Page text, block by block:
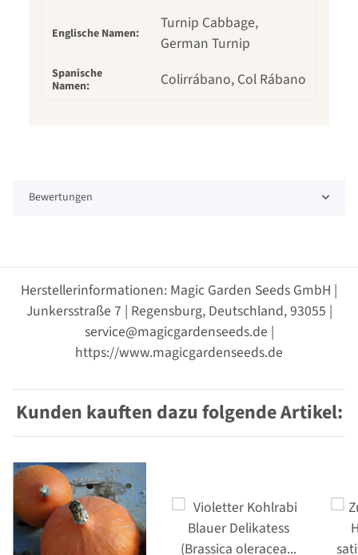
Englische Namen:
Turnip Cabbage,
German Turnip
Spanische
Namen:
Colirrábano, Col Rábano
Bewertungen
Herstellerinformationen: Magic Garden Seeds GmbH |
Junkersstraße 7 | Regensburg, Deutschland, 93055 |
service@magicgardenseeds.de |
https://www.magicgardenseeds.de
Kunden kauften dazu folgende Artikel: